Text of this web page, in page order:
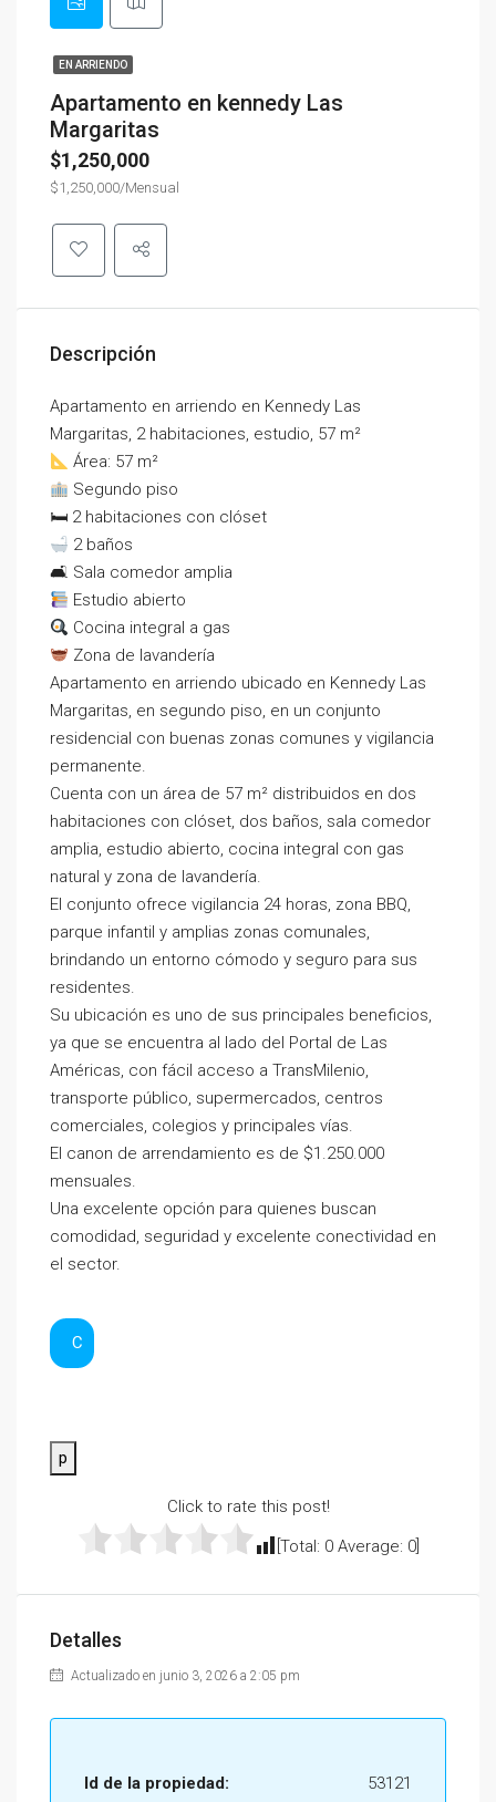
EN ARRIENDO
Apartamento en kennedy Las
Margaritas
$1,250,000
$1,250,000/Mensual
Descripción
Apartamento en arriendo en Kennedy Las
Margaritas, 2 habitaciones, estudio, 57 m²
Área: 57 m²
Segundo piso
🛏 2 habitaciones con clóset
2 baños
🛋 Sala comedor amplia
Estudio abierto
Cocina integral a gas
Zona de lavandería
Apartamento en arriendo ubicado en Kennedy Las
Margaritas, en segundo piso, en un conjunto
residencial con buenas zonas comunes y vigilancia
permanente.
Cuenta con un área de 57 m² distribuidos en dos
habitaciones con clóset, dos baños, sala comedor
amplia, estudio abierto, cocina integral con gas
natural y zona de lavandería.
El conjunto ofrece vigilancia 24 horas, zona BBQ,
parque infantil y amplias zonas comunales,
brindando un entorno cómodo y seguro para sus
residentes.
Su ubicación es uno de sus principales beneficios,
ya que se encuentra al lado del Portal de Las
Américas, con fácil acceso a TransMilenio,
transporte público, supermercados, centros
comerciales, colegios y principales vías.
El canon de arrendamiento es de $1.250.000
mensuales.
Una excelente opción para quienes buscan
comodidad, seguridad y excelente conectividad en
el sector.
C
p
Click to rate this post!
[Total: 0Average: 0]
Detalles
Actualizado en junio 3, 2026 a 2:05 pm
Id de la propiedad: 53121